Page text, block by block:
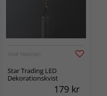
STAR TRADING
Star Trading LED
Dekorationskvist
179 kr